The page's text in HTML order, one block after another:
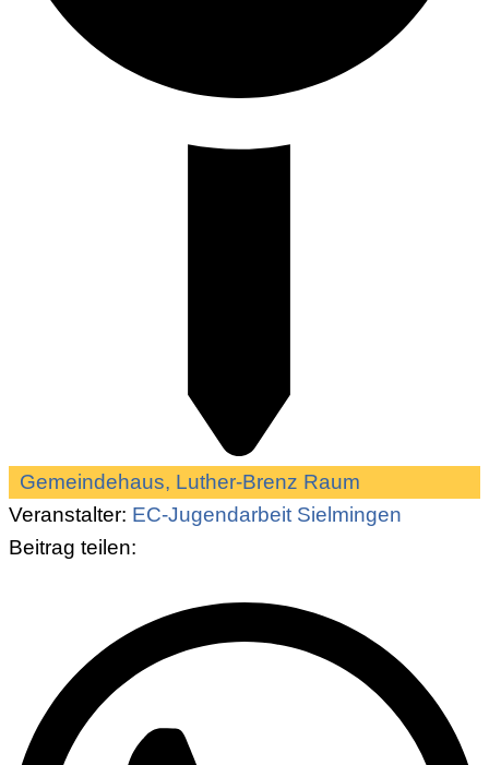
Gemeindehaus, Luther-Brenz Raum
Veranstalter: EC-Jugendarbeit Sielmingen
Beitrag teilen: